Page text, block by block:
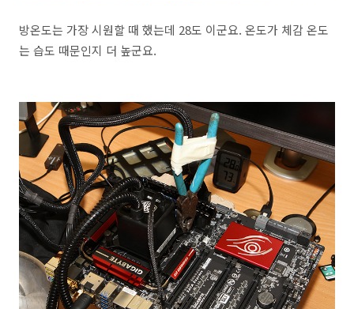
방온도는 가장 시원할 때 했는데 28도 이군요. 온도가 체감 온도
는 습도 때문인지 더 높군요.